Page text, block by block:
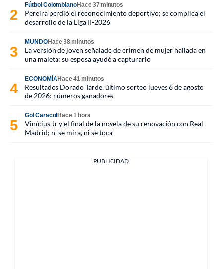
Fútbol ColombianoHace 37 minutos
Pereira perdió el reconocimiento deportivo; se complica el
desarrollo de la Liga II-2026
MUNDOHace 38 minutos
La versión de joven señalado de crimen de mujer hallada en
una maleta: su esposa ayudó a capturarlo
ECONOMÍAHace 41 minutos
Resultados Dorado Tarde, último sorteo jueves 6 de agosto
de 2026: números ganadores
Gol CaracolHace 1 hora
Vinícius Jr y el final de la novela de su renovación con Real
Madrid; ni se mira, ni se toca
PUBLICIDAD